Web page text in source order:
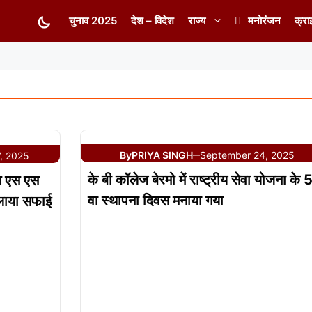
चुनाव 2025 देश – विदेश राज्य मनोरंजन
2025
एस एस
सफाई
ByPRIYA SINGH—September 24, 2025
के बी कॉलेज बेरमो में राष्ट्रीय सेवा योजना के
वा स्थापना दिवस मनाया गया